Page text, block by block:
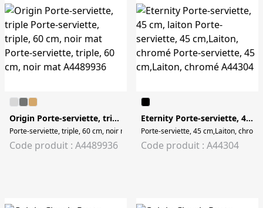
Origin Porte-serviette, triple
Porte-serviette, triple, 60 cm, noir mat Porte-serviette, triple, 60 cm, noir mat
Code produit : A4489936
Eternity Porte-serviette, 45 cm, laiton
Porte-serviette, 45 cm,Laiton,
Code produit : A44304